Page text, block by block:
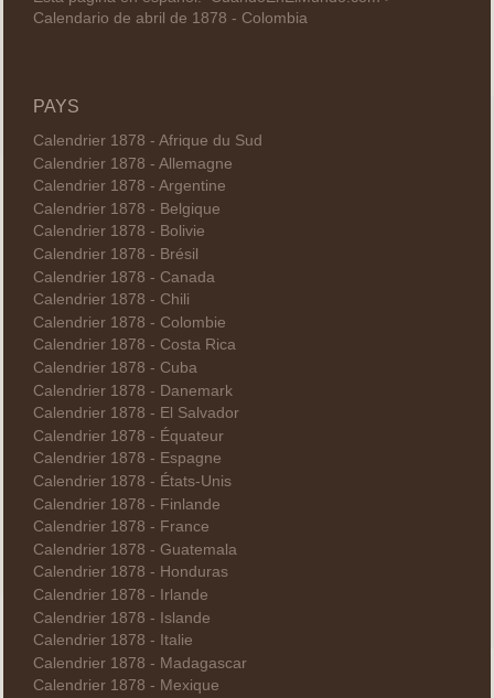
Calendario de abril de 1878 - Colombia
PAYS
Calendrier 1878 - Afrique du Sud
Calendrier 1878 - Allemagne
Calendrier 1878 - Argentine
Calendrier 1878 - Belgique
Calendrier 1878 - Bolivie
Calendrier 1878 - Brésil
Calendrier 1878 - Canada
Calendrier 1878 - Chili
Calendrier 1878 - Colombie
Calendrier 1878 - Costa Rica
Calendrier 1878 - Cuba
Calendrier 1878 - Danemark
Calendrier 1878 - El Salvador
Calendrier 1878 - Équateur
Calendrier 1878 - Espagne
Calendrier 1878 - États-Unis
Calendrier 1878 - Finlande
Calendrier 1878 - France
Calendrier 1878 - Guatemala
Calendrier 1878 - Honduras
Calendrier 1878 - Irlande
Calendrier 1878 - Islande
Calendrier 1878 - Italie
Calendrier 1878 - Madagascar
Calendrier 1878 - Mexique